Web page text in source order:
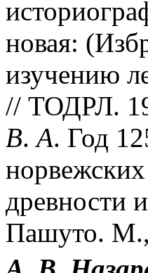
новая:
изучению
// ТОДРЛ.
В.А. Год
древности
Пашуто.